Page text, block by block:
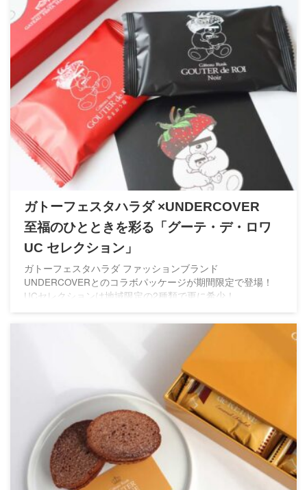
ガトーフェスタハラダ ×UNDERCOVER
至福のひとときを彩る「グーテ・デ・ロワ
UC セレクション」
ガトーフェスタハラダ ファッションブランド
UNDERCOVERとのコラボパッケージが期間限定で登場！
UCセレクションは地域限定の2種類で更に希少！